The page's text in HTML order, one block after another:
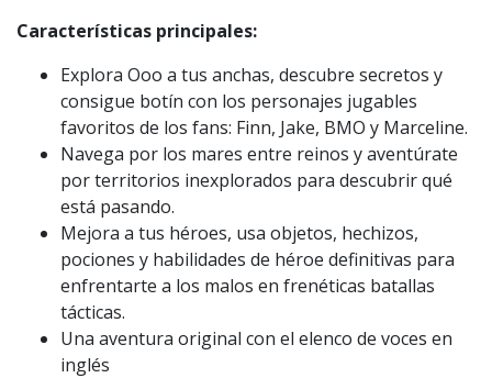
Características principales:
Explora Ooo a tus anchas, descubre secretos y
consigue botín con los personajes jugables
favoritos de los fans: Finn, Jake, BMO y Marceline.
Navega por los mares entre reinos y aventúrate
por territorios inexplorados para descubrir qué
está pasando.
Mejora a tus héroes, usa objetos, hechizos,
pociones y habilidades de héroe definitivas para
enfrentarte a los malos en frenéticas batallas
tácticas.
Una aventura original con el elenco de voces en
inglés